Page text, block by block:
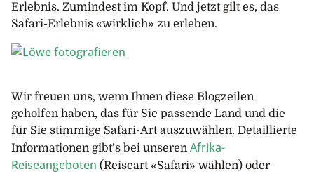
Erlebnis. Zumindest im Kopf. Und jetzt gilt es, das
Safari-Erlebnis «wirklich» zu erleben.
Wir freuen uns, wenn Ihnen diese Blogzeilen
geholfen haben, das für Sie passende Land und die
für Sie stimmige Safari-Art auszuwählen. Detaillierte
Informationen gibt’s bei unseren Afrika-
Reiseangeboten (Reiseart «Safari» wählen) oder